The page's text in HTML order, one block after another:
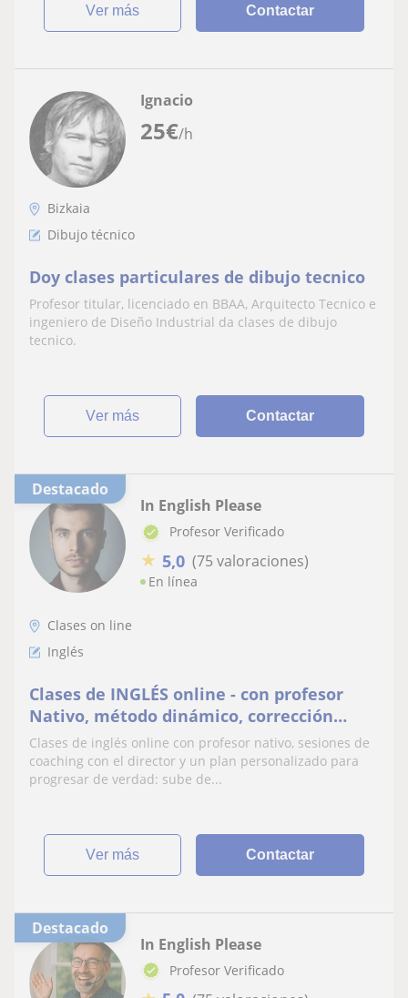
ver más Contactar
25€/h
Ignacio
Bizkaia
Dibujo técnico
Doy clases particulares de dibujo tecnico
Profesor titular, licenciado en BBAA, Arquitecto Tecnico e
ingeniero de Diseño Industrial da clases de dibujo
tecnico.
ver más Contactar
Destacado
In English Please
Profesor Verificado
★ 5,0 (75 valoraciones)
En línea
Clases on line
Inglés
Clases de INGLÉS online - con profesor
Nativo, método dinámico, corrección
100%
Clases de inglés online con profesor nativo, sesiones de
coaching con el director y un plan personalizado para
progresar de verdad: sube de...
ver más Contactar
Destacado
In English Please
Profesor Verificado